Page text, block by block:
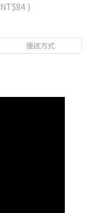
NT$84 )
運送方式